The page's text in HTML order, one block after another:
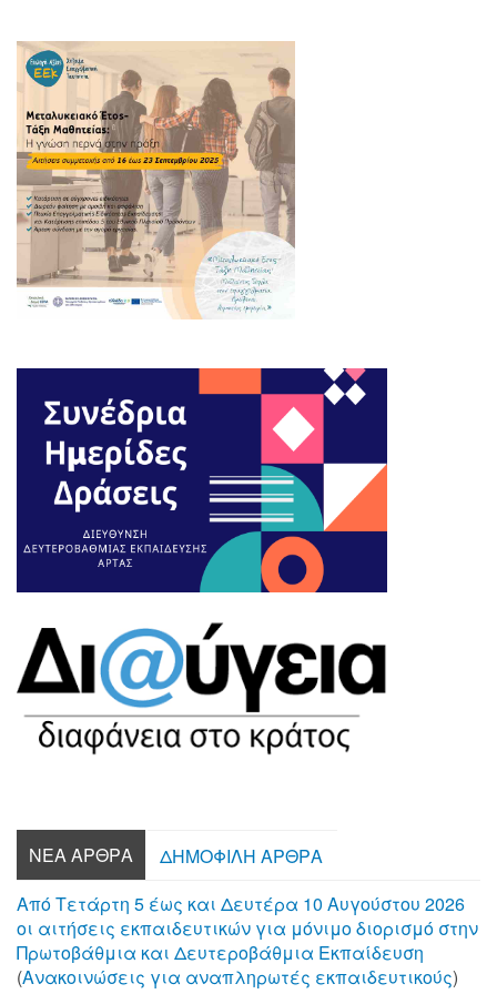
ΝΈΑ ΆΡΘΡΑ
ΔΗΜΟΦΙΛΉ ΆΡΘΡΑ
Από Τετάρτη 5 έως και Δευτέρα 10 Αυγούστου 2026
οι αιτήσεις εκπαιδευτικών για μόνιμο διορισμό στην
Πρωτοβάθμια και Δευτεροβάθμια Εκπαίδευση
(Aνακοινώσεις για αναπληρωτές εκπαιδευτικούς)